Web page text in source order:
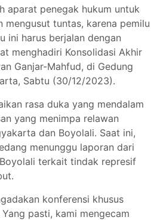
aparat penegak hukum untuk
tuntas, karena pemilu
ini harus berjalan dengan
menghadiri Konsolidasi Akhir
Ganjar-Mahfud, di Gedung
Sabtu (30/12/2023).
rasa duka yang mendalam
yang menimpa relawan
dan Boyolali. Saat ini,
menunggu laporan dari
terkait tindak represif
konferensi khusus
pasti, kami mengecam